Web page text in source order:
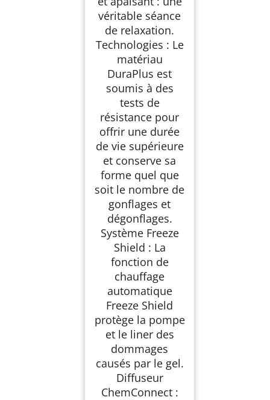
véritable séance
de relaxation.
Technologies : Le
matériau
DuraPlus est
soumis à des
tests de
résistance pour
offrir une durée
de vie supérieure
et conserve sa
forme quel que
soit le nombre de
gonflages et
dégonflages.
Système Freeze
Shield : La
fonction de
chauffage
automatique
Freeze Shield
protège la pompe
et le liner des
dommages
causés par le gel.
Diffuseur
ChemConnect :